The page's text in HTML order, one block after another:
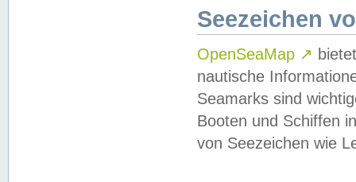
Seezeichen
OpenSeaMap ↗
nautische
Seamarks sind
Booten und Schiffen
von Seezeichen wie